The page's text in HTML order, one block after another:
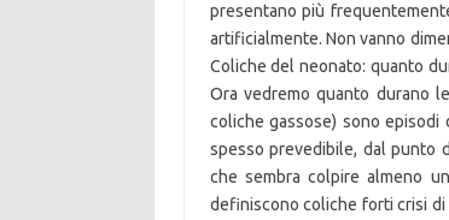
presentano più
artificialmente. Non vanno
Coliche del neonato: quanto
Ora vedremo quanto durano
coliche gassose) sono
spesso prevedibile, dal punto
che sembra colpire almeno
definiscono coliche forti crisi